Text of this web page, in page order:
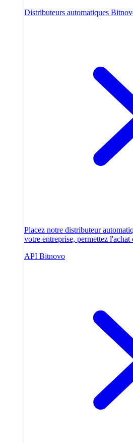
Distributeurs automatiques
Placez notre distributeur
votre entreprise, permettez l'achat
API Bitnovo